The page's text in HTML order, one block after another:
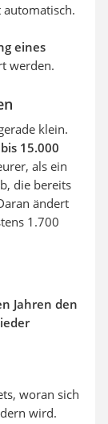
eines
werden.
klein.
15.000
als ein
die bereits
ändert
1.700
Jahren den
woran sich
wird.